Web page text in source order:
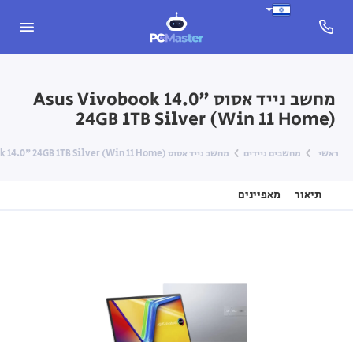
מחשב נייד אסוס Asus Vivobook 14.0"
24GB 1TB Silver (Win 11 Home)
ראשי מחשבים ניידים מחשב נייד אסוס Asus Vivobook 14.0" 24GB 1TB Silver (Win 11 Home)
תיאור מאפיינים